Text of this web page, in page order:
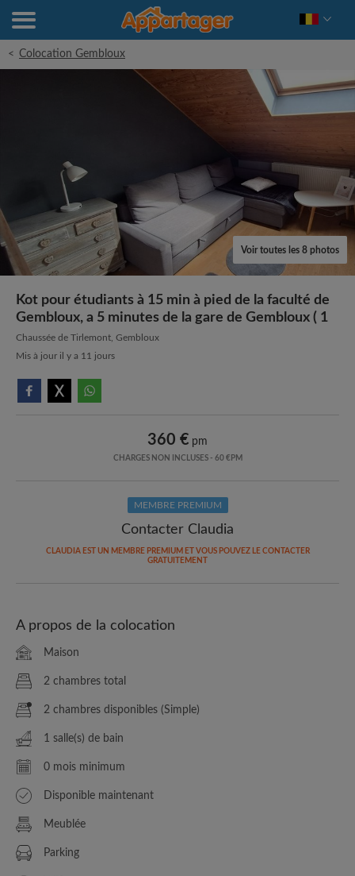
< Colocation Gembloux
Voir toutes les 8 photos
Kot pour étudiants à 15 min à pied de la faculté de
Gembloux, a 5 minutes de la gare de Gembloux ( 1
Chaussée de Tirlemont, Gembloux
Mis à jour il y a 11 jours
360 € pm
CHARGES NON INCLUSES - 60 €PM
MEMBRE PREMIUM
Contacter Claudia
CLAUDIA EST UN MEMBRE PREMIUM ET VOUS POUVEZ LE CONTACTER
GRATUITEMENT
A propos de la colocation
Maison
2 chambres total
2 chambres disponibles (Simple)
1 salle(s) de bain
0 mois minimum
Disponible maintenant
Meublée
Parking